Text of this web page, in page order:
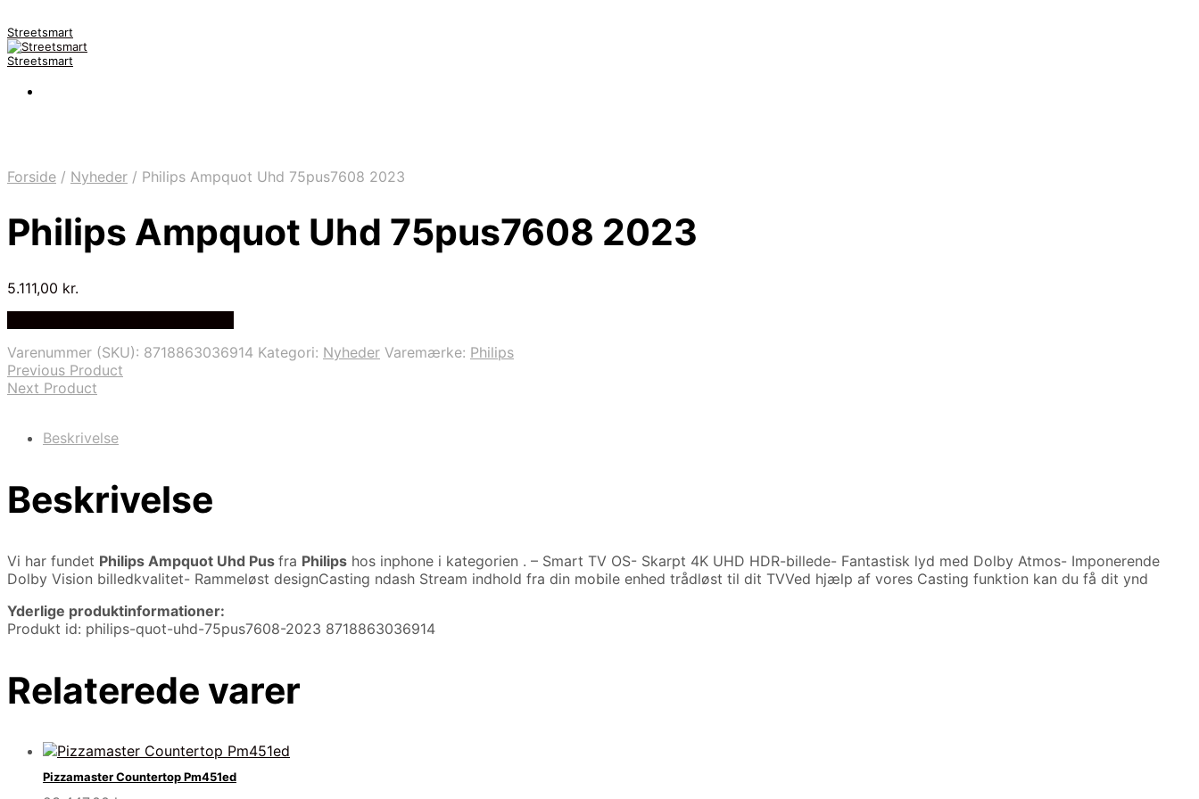
Streetsmart
Streetsmart
Forside / Nyheder / Philips Ampquot Uhd 75pus7608 2023
Philips Ampquot Uhd 75pus7608 2023
5.111,00 kr.
Varenummer (SKU): 8718863036914 Kategori: Nyheder Varemærke: Philips
Previous Product
Next Product
Beskrivelse
Beskrivelse
Vi har fundet Philips Ampquot Uhd Pus fra Philips hos inphone i kategorien . – Smart TV OS- Skarpt 4K UHD HDR-billede- Fantastisk lyd med Dolby Atmos- Imponerende
Dolby Vision billedkvalitet- Rammeløst designCasting ndash Stream indhold fra din mobile enhed trådløst til dit TVVed hjælp af vores Casting funktion kan du få dit ynd
Yderlige produktinformationer:
Produkt id: philips-quot-uhd-75pus7608-2023 8718863036914
Relaterede varer
Pizzamaster Countertop Pm451ed